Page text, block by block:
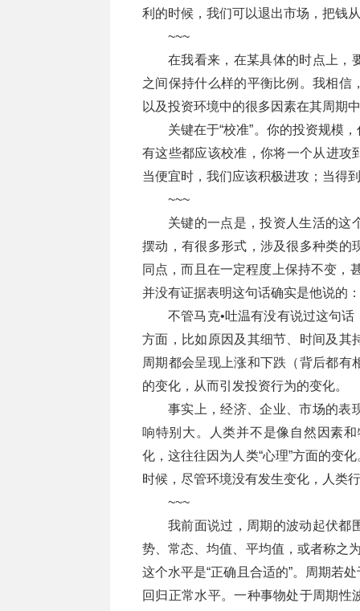
利的时候，我们可以退出市场，把钱
~~~
在我看来，在某具体的时点上，
之间保持什么样的平衡比例。我相信
以及投资环境中的很多因素在其周期
关键在于“校准”。你的投资规模
有这些都应该校准，你将一个从进
当便宜时，我们应该积极进攻；当得
~~~
关键的一点是，投资人生活的这
摆动，有很多形式，涉及很多种类的
同点，而且在一定程度上保持不变，
并没有证据表明这句话确实是他说的
不管马克•吐温有没有说过这句
方面，比如原因及其细节、时间及其
周期都会呈现上涨和下跌（背后都
的变化，从而引发投资行为的变化。
事实上，经济、企业、市场的表
响特别大。人类并不是像自然因素
化，这往往因为人类“心理”方面的变
时候，尽管环境没有发生变化，人类
~~~
我前面说过，周期的波动起伏
势、常态、均值、平均值，或者称之
这个水平是“正确且合适的”。周期若
回归正常水平。一种事物处于周期